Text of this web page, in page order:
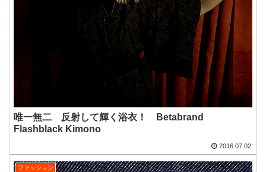
唯一無二 反射して輝く浴衣！ Betabrand
Flashblack Kimono
2016.07.02
ファッション